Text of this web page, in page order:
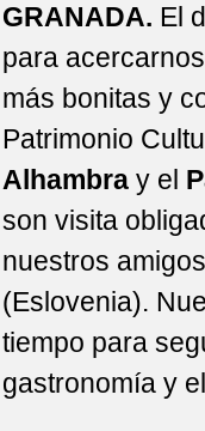
GRANADA. El
para
más bonitas y
Patrimonio
Alhambray el
son visita
nuestros
(Eslovenia).
tiempo para
gastronomía y